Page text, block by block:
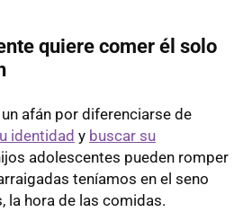
quiere comer él solo
afán por diferenciarse de
identidad y buscar su
adolescentes pueden romper
teníamos en el seno
la hora de las comidas.